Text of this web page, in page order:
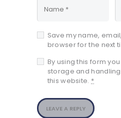
Save my name,
browser for the next
By using this form
storage and
this website. *